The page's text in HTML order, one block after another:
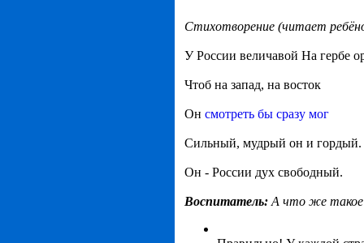
Стихотворение (читает
У России величавой На гербе
Чтоб на запад, на восток
Он смотреть бы сразу мог
Сильный, мудрый он и гордый.
Он - России дух свободный.
Воспитатель: А что же